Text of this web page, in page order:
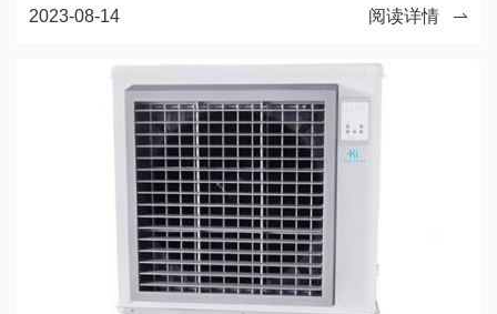
意事项。
2023-08-14 阅读详情